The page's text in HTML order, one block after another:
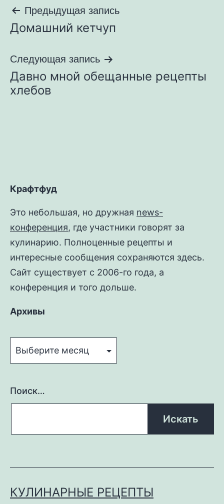
Навигация
по
записям
Предыдущая запись
Домашний кетчуп
Следующая запись
Давно мной обещанные рецепты
хлебов
Крафтфуд
Это небольшая, но дружная news-
конференция, где участники говорят за
кулинарию. Полноценные рецепты и
интересные сообщения сохраняются здесь.
Сайт существует с 2006-го года, а
конференция и того дольше.
Архивы
Поиск…
КУЛИНАРНЫЕ РЕЦЕПТЫ